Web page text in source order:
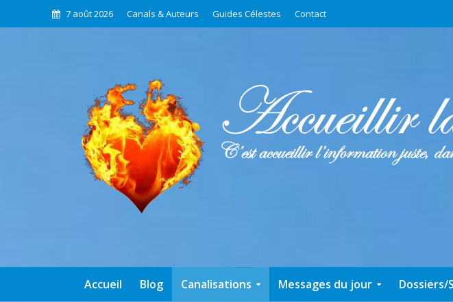
7 août 2026 Canals & Auteurs Guides Célestes Contact
Accueil Blog Canalisations Messages du jour Dossiers/